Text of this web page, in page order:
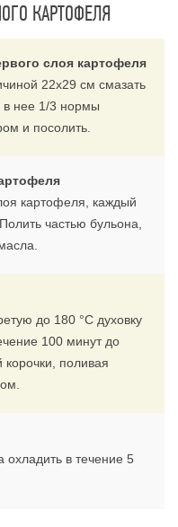
КАРТОФЕЛЯ
слоя картофеля
22х29 см смазать
в нее 1/3 нормы
и посолить.
картофеля, каждый
частью бульона,
до 180 °С духовку
100 минут до
корочки, поливая
охладить в течение 5